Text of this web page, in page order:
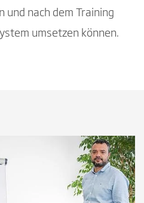
und nach dem Training
umsetzen können.